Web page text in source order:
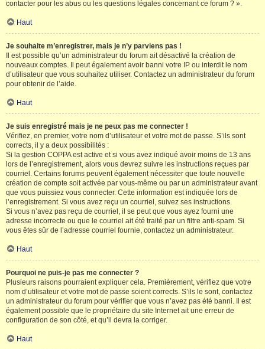
contacter pour les abus ou les questions légales concernant ce forum ? ».
Haut
Je souhaite m’enregistrer, mais je n’y parviens pas !
Il est possible qu’un administrateur du forum ait désactivé la création de
nouveaux comptes. Il peut également avoir banni votre IP ou interdit le nom
d’utilisateur que vous souhaitez utiliser. Contactez un administrateur du forum
pour obtenir de l’aide.
Haut
Je suis enregistré mais je ne peux pas me connecter !
Vérifiez, en premier, votre nom d’utilisateur et votre mot de passe. S’ils sont
corrects, il y a deux possibilités :
Si la gestion COPPA est active et si vous avez indiqué avoir moins de 13 ans
lors de l’enregistrement, alors vous devrez suivre les instructions reçues par
courriel. Certains forums peuvent également nécessiter que toute nouvelle
création de compte soit activée par vous-même ou par un administrateur avant
que vous puissiez vous connecter. Cette information est indiquée lors de
l’enregistrement. Si vous avez reçu un courriel, suivez ses instructions.
Si vous n’avez pas reçu de courriel, il se peut que vous ayez fourni une
adresse incorrecte ou que le courriel ait été traité par un filtre anti-spam. Si
vous êtes sûr de l’adresse courriel fournie, contactez un administrateur.
Haut
Pourquoi ne puis-je pas me connecter ?
Plusieurs raisons pourraient expliquer cela. Premièrement, vérifiez que votre
nom d’utilisateur et votre mot de passe soient corrects. S’ils le sont, contactez
un administrateur du forum pour vérifier que vous n’avez pas été banni. Il est
également possible que le propriétaire du site Internet ait une erreur de
configuration de son côté, et qu’il devra la corriger.
Haut